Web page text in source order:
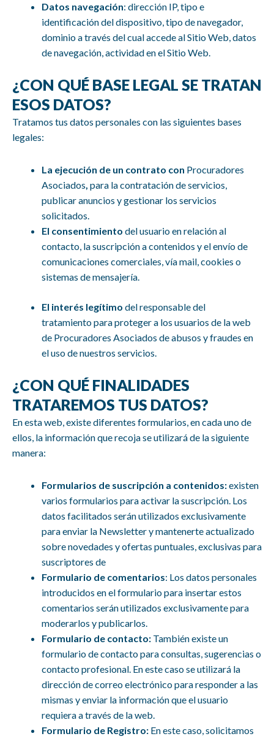
Datos navegación: dirección IP, tipo e
identificación del dispositivo, tipo de navegador,
dominio a través del cual accede al Sitio Web, datos
de navegación, actividad en el Sitio Web.
¿CON QUÉ BASE LEGAL SE TRATAN
ESOS DATOS?
Tratamos tus datos personales con las siguientes bases
legales:
La ejecución de un contrato con Procuradores
Asociados, para la contratación de servicios,
publicar anuncios y gestionar los servicios
solicitados.
El consentimiento del usuario en relación al
contacto, la suscripción a contenidos y el envío de
comunicaciones comerciales, vía mail, cookies o
sistemas de mensajería.
El interés legítimo del responsable del
tratamiento para proteger a los usuarios de la web
de Procuradores Asociados de abusos y fraudes en
el uso de nuestros servicios.
¿CON QUÉ FINALIDADES
TRATAREMOS TUS DATOS?
En esta web, existe diferentes formularios, en cada uno de
ellos, la información que recoja se utilizará de la siguiente
manera:
Formularios de suscripción a contenidos:existen
varios formularios para activar la suscripción. Los
datos facilitados serán utilizados exclusivamente
para enviar la Newsletter y mantenerte actualizado
sobre novedades y ofertas puntuales, exclusivas para
suscriptores de
Formulario de comentarios: Los datos personales
introducidos en el formulario para insertar estos
comentarios serán utilizados exclusivamente para
moderarlos y publicarlos.
Formulario de contacto: También existe un
formulario de contacto para consultas, sugerencias o
contacto profesional. En este caso se utilizará la
dirección de correo electrónico para responder a las
mismas y enviar la información que el usuario
requiera a través de la web.
Formulario de Registro: En este caso, solicitamos